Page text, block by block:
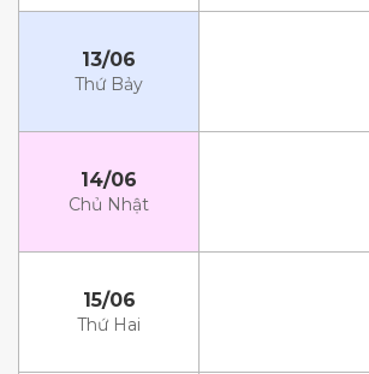
13/06
Thứ Bảy
14/06
Chủ Nhật
15/06
Thứ Hai